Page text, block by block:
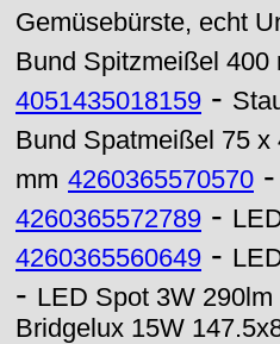
Gemüsebürste, echt
Bund Spitzmeißel 400
4051435018159 -
Bund Spatmeißel 75 x
mm 4260365570570 -
4260365572789 -
4260365560649 -
- LED Spot 3W
Bridgelux 15W